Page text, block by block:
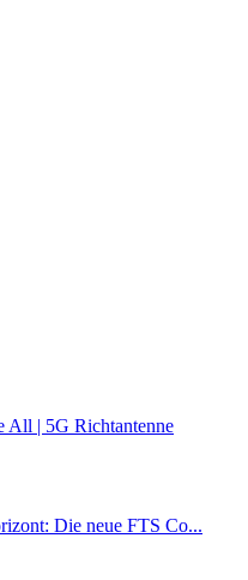
All | 5G Richtantenne
Die neue FTS Co...